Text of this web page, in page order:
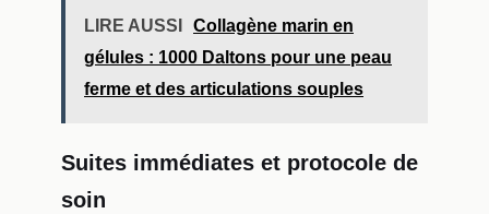
LIRE AUSSI
Collagène marin en
gélules : 1000 Daltons pour une peau
ferme et des articulations souples
Suites immédiates et protocole de
soin